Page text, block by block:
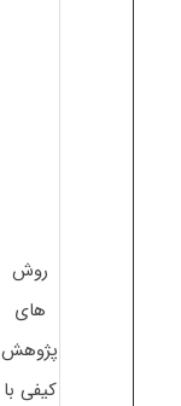
روش
های
پژوهش
کیفی با